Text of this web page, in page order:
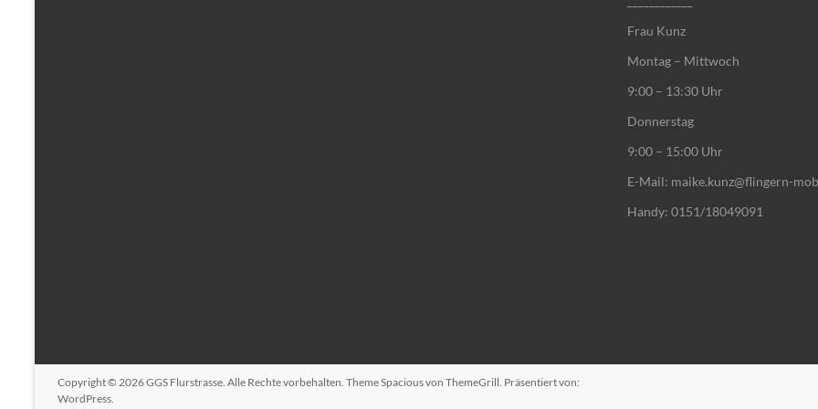
Frau Kunz
Montag – Mittwoch
9:00 – 13:30 Uhr
Donnerstag
9:00 – 15:00 Uhr
E-Mail: maike.kunz@flingern-
Handy: 0151/18049091
Copyright © 2026GGS Flurstrasse . Alle Rechte vorbehalten. ThemeSpaciousvon ThemeGrill. Präsentiert von:
WordPress